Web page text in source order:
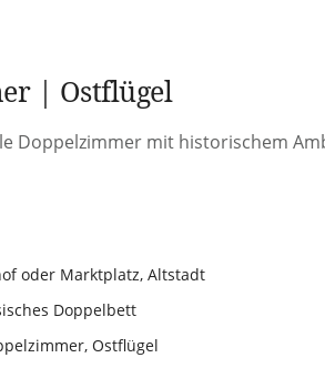
| Ostflügel
Doppelzimmer mit historischem
oder Marktplatz, Altstadt
Doppelbett
, Ostflügel